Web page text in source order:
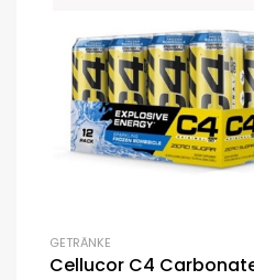
GETRÄNKE
Cellucor C4